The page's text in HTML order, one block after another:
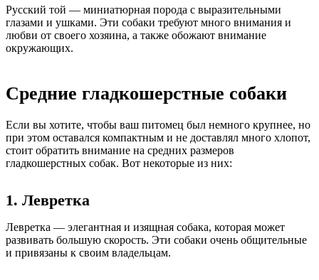
Русский той — миниатюрная порода с выразительными
глазами и ушками. Эти собаки требуют много внимания и
любви от своего хозяина, а также обожают внимание
окружающих.
Средние гладкошерстные собаки
Если вы хотите, чтобы ваш питомец был немного крупнее, но
при этом оставался компактным и не доставлял много хлопот,
стоит обратить внимание на средних размеров
гладкошерстных собак. Вот некоторые из них:
1. Левретка
Левретка — элегантная и изящная собака, которая может
развивать большую скорость. Эти собаки очень общительные
и привязаны к своим владельцам.